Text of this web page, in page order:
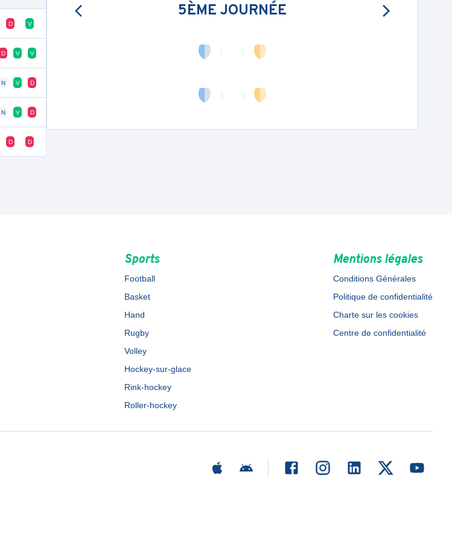
D V
D V V
N V D
N V D
D D
5ÈME JOURNÉE
Sports
Football
Basket
Hand
Rugby
Volley
Hockey-sur-glace
Rink-hockey
Roller-hockey
Mentions légales
Conditions Générales
Politique de confidentialité
Charte sur les cookies
Centre de confidentialité